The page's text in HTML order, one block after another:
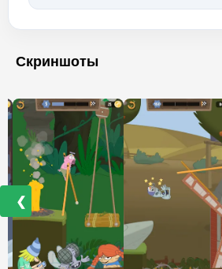
Скриншоты
❮